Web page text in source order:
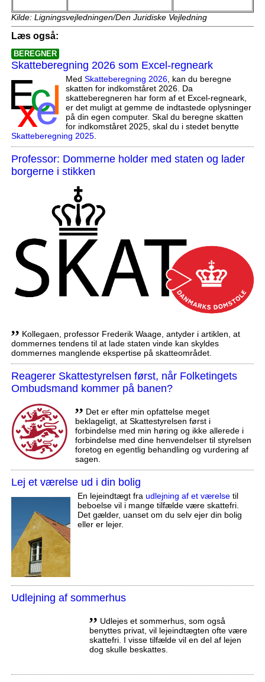
Kilde: Ligningsvejledningen/Den Juridiske Vejledning
Læs også:
BEREGNER
Skatteberegning 2026 som Excel-regneark
Med Skatteberegning 2026, kan du beregne
skatten for indkomståret 2026. Da
skatteberegneren har form af et Excel-regneark,
er det muligt at gemme de indtastede oplysninger
på din egen computer. Skal du beregne skatten
for indkomståret 2025, skal du i stedet benytte
Skatteberegning 2025.
Professor: Dommerne holder med staten og lader
borgerne i stikken
,, Kollegaen, professor Frederik Waage, antyder i artiklen, at
dommernes tendens til at lade staten vinde kan skyldes
dommernes manglende ekspertise på skatteområdet.
Reagerer Skattestyrelsen først, når Folketingets
Ombudsmand kommer på banen?
,, Det er efter min opfattelse meget
beklageligt, at Skattestyrelsen først i
forbindelse med min høring og ikke allerede i
forbindelse med dine henvendelser til styrelsen
foretog en egentlig behandling og vurdering af
sagen.
Lej et værelse ud i din bolig
En lejeindtægt fra udlejning af et værelsetil
beboelse vil i mange tilfælde være skattefri.
Det gælder, uanset om du selv ejer din bolig
eller er lejer.
Udlejning af sommerhus
,, Udlejes et sommerhus, som også
benyttes privat, vil lejeindtægten ofte være
skattefri. I visse tilfælde vil en del af lejen
dog skulle beskattes.